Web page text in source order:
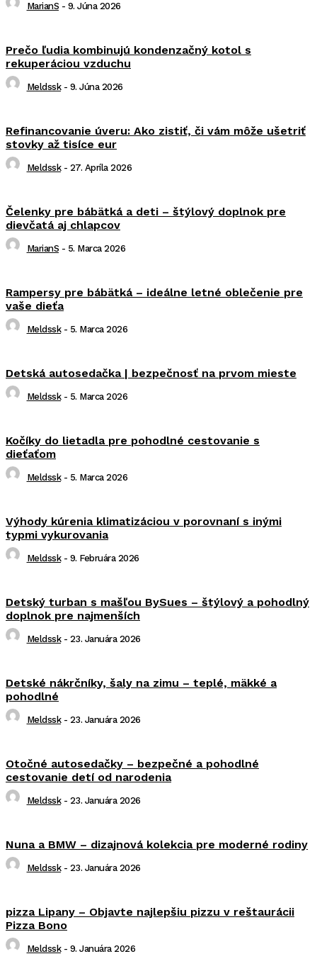
MarianS - 9. Júna 2026
Prečo ľudia kombinujú kondenzačný kotol s
rekuperáciou vzduchu
Meldssk - 9. Júna 2026
Refinancovanie úveru: Ako zistiť, či vám môže ušetriť
stovky až tisíce eur
Meldssk - 27. Apríla 2026
Čelenky pre bábätká a deti – štýlový doplnok pre
dievčatá aj chlapcov
MarianS - 5. Marca 2026
Rampersy pre bábätká – ideálne letné oblečenie pre
vaše dieťa
Meldssk - 5. Marca 2026
Detská autosedačka | bezpečnosť na prvom mieste
Meldssk - 5. Marca 2026
Kočíky do lietadla pre pohodlné cestovanie s
dieťaťom
Meldssk - 5. Marca 2026
Výhody kúrenia klimatizáciou v porovnaní s inými
typmi vykurovania
Meldssk - 9. Februára 2026
Detský turban s mašľou BySues – štýlový a pohodlný
doplnok pre najmenších
Meldssk - 23. Januára 2026
Detské nákrčníky, šaly na zimu – teplé, mäkké a
pohodlné
Meldssk - 23. Januára 2026
Otočné autosedačky – bezpečné a pohodlné
cestovanie detí od narodenia
Meldssk - 23. Januára 2026
Nuna a BMW – dizajnová kolekcia pre moderné rodiny
Meldssk - 23. Januára 2026
pizza Lipany – Objavte najlepšiu pizzu v reštaurácii
Pizza Bono
Meldssk - 9. Januára 2026